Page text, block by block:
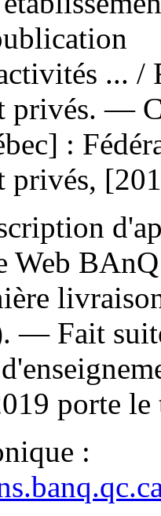
... /
privés. —
:
privés,
Web
— Fait
porte
: